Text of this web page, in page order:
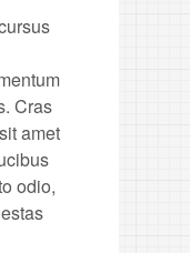
Cras
amet
odio,